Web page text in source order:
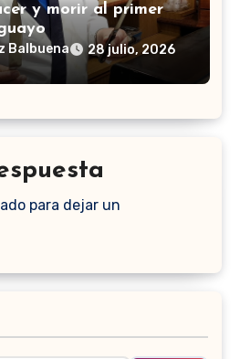
y morir al primer
Balbuena 28 julio, 2026
para dejar un